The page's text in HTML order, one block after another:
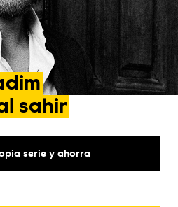
sahir
serie y ahorra